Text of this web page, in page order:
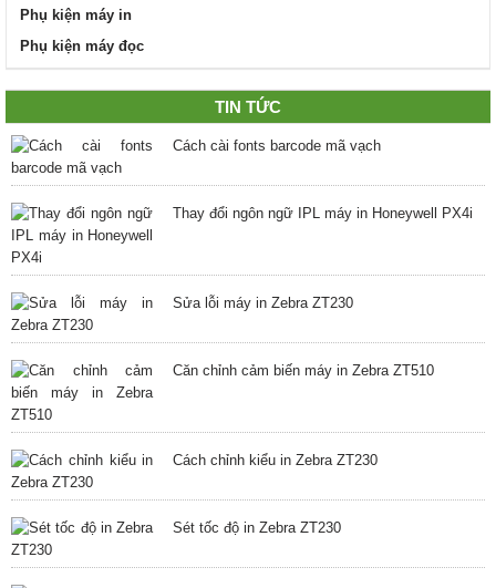
Phụ kiện máy in
Phụ kiện máy đọc
TIN TỨC
Cách cài fonts barcode mã vạch
Thay đổi ngôn ngữ IPL máy in Honeywell PX4i
Sửa lỗi máy in Zebra ZT230
Căn chỉnh cảm biến máy in Zebra ZT510
Cách chỉnh kiểu in Zebra ZT230
Sét tốc độ in Zebra ZT230